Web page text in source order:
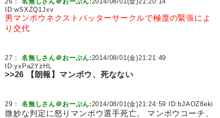
ID:wSXZQ1Jxv
男マンボウネクストバッターサークルで極度の緊張によ
り交代
27：名無しさん＠おーぷん:2014/08/01(金)21:21:49
ID:yxPa2YzHL
>>26 【朗報】マンボウ、死なない
29：名無しさん＠おーぷん:2014/08/01(金)21:24:59 ID: bJAOZ8eki
微妙な判定に怒りマンボウ選手死亡。 マンボウコーチ、